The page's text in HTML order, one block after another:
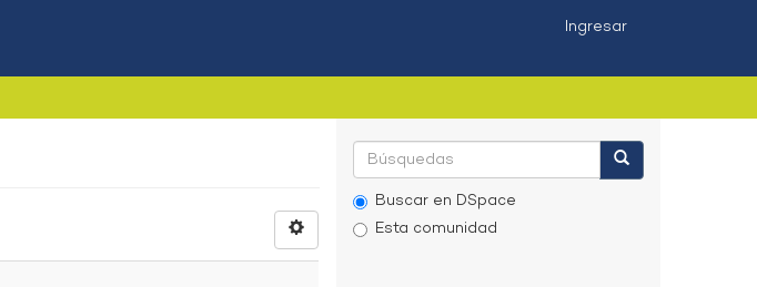
Ingresar
Buscar en DSpace
Esta comunidad